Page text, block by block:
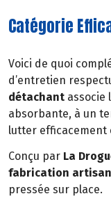
Catégorie
Voici de quoi
d’entretien
détachant associe
absorbante, à un
lutter efficacement
Conçu par La
fabrication
pressée sur place.